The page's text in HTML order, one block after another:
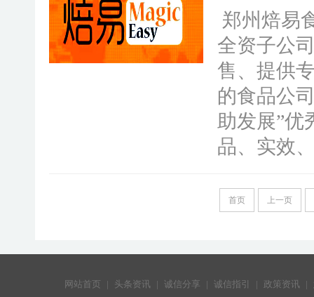
郑州焙易
全资子公
售、提供
的食品公
助发展”优
品、实效
首页 上一页
网站首页 | 头条资讯 | 诚信分享 | 诚信指引 | 政策资讯 |